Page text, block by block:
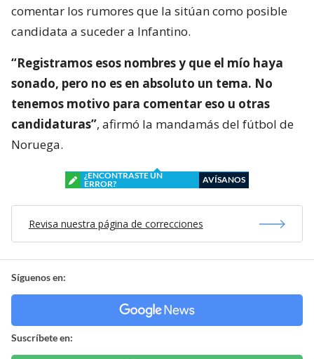
comentar los rumores que la sitúan como posible
candidata a suceder a Infantino.
“Registramos esos nombres y que el mío haya
sonado, pero no es en absoluto un tema. No
tenemos motivo para comentar eso u otras
candidaturas”, afirmó la mandamás del fútbol de
Noruega.
¿ENCONTRASTE UN
ERROR?
AVÍSANOS
Revisa nuestra página de correcciones
Síguenos en:
Suscríbete en: